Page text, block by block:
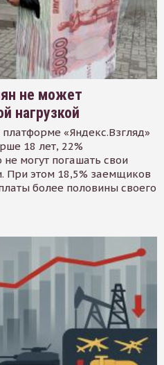
не может
нагрузкой
«Яндекс.Взгляд»
18 лет, 22%
не могут погашать свои
При этом 18,5% заемщиков
более половины своего